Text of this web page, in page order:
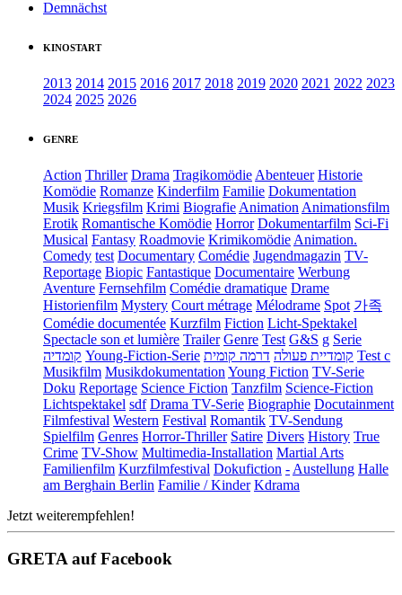
Demnächst
KINOSTART
2013 2014 2015 2016 2017 2018 2019 2020 2021 2022 2023
2024 2025 2026
GENRE
Action Thriller Drama Tragikomödie Abenteuer Historie
Komödie Romanze Kinderfilm Familie Dokumentation
Musik Kriegsfilm Krimi Biografie Animation Animationsfilm
Erotik Romantische Komödie Horror Dokumentarfilm Sci-Fi
Musical Fantasy Roadmovie Krimikomödie Animation.
Comedy test Documentary Comédie Jugendmagazin TV-
Reportage Biopic Fantastique Documentaire Werbung
Aventure Fernsehfilm Comédie dramatique Drame
Historienfilm Mystery Court métrage Mélodrame Spot 가족
Comédie documentée Kurzfilm Fiction Licht-Spektakel
Spectacle son et lumière Trailer Genre Test G&S g Serie
קומדיה Young-Fiction-Serie קומדיית פעולה דרמה קומית
Test c
Musikfilm Musikdokumentation Young Fiction TV-Serie
Doku Reportage Science Fiction Tanzfilm Science-Fiction
Lichtspektakel sdf Drama TV-Serie Biographie Docutainment
Filmfestival Western Festival Romantik TV-Sendung
Spielfilm Genres Horror-Thriller Satire Divers History True
Crime TV-Show Multimedia-Installation Martial Arts
Familienfilm Kurzfilmfestival Dokufiction - Austellung Halle
am Berghain Berlin Familie / Kinder Kdrama
Jetzt weiterempfehlen!
GRETA auf Facebook